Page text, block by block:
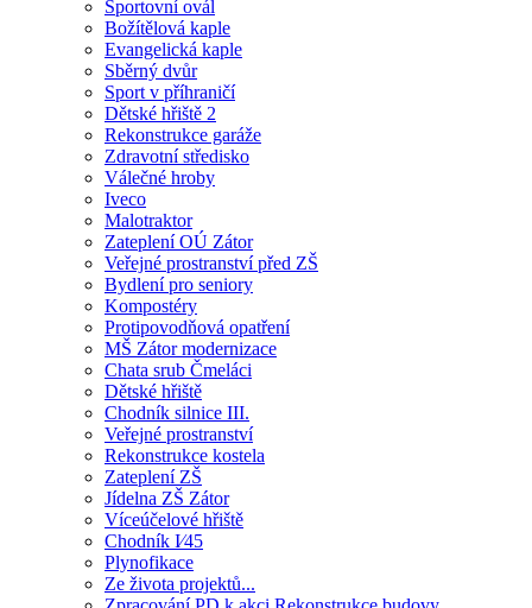
Sportovní ovál
Božítělová kaple
Evangelická kaple
Sběrný dvůr
Sport v příhraničí
Dětské hřiště 2
Rekonstrukce garáže
Zdravotní středisko
Válečné hroby
Iveco
Malotraktor
Zateplení OÚ Zátor
Veřejné prostranství před ZŠ
Bydlení pro seniory
Kompostéry
Protipovodňová opatření
MŠ Zátor modernizace
Chata srub Čmeláci
Dětské hřiště
Chodník silnice III.
Veřejné prostranství
Rekonstrukce kostela
Zateplení ZŠ
Jídelna ZŠ Zátor
Víceúčelové hřiště
Chodník I⁄45
Plynofikace
Ze života projektů...